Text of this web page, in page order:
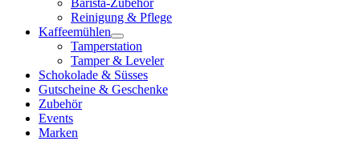
Barista-Zubehör
Reinigung & Pflege
Kaffeemühlen
Tamperstation
Tamper & Leveler
Schokolade & Süsses
Gutscheine & Geschenke
Zubehör
Events
Marken